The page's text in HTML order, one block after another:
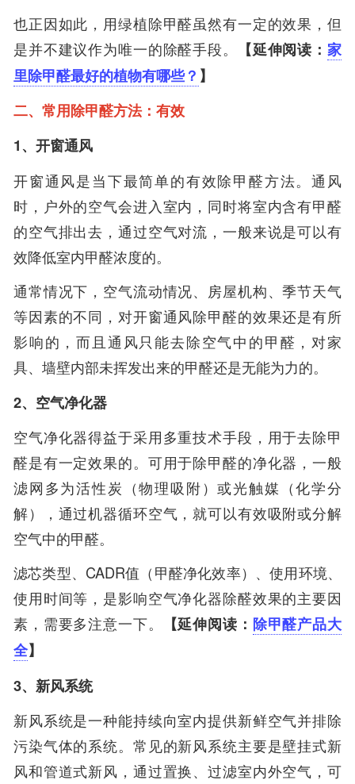
也正因如此，用绿植除甲醛虽然有一定的效果，但
是并不建议作为唯一的除醛手段。
【延伸阅读： 家
里除甲醛最好的植物有哪些？ 】
二、常用除甲醛方法：有效
1、开窗通风
开窗通风是当下最简单的有效除甲醛方法。通风
时，户外的空气会进入室内，同时将室内含有甲醛
的空气排出去，通过空气对流，一般来说是可以有
效降低室内甲醛浓度的。
通常情况下，空气流动情况、房屋机构、季节天气
等因素的不同，对开窗通风除甲醛的效果还是有所
影响的，而且通风只能去除空气中的甲醛，对家
具、墙壁内部未挥发出来的甲醛还是无能为力的。
2、空气净化器
空气净化器得益于采用多重技术手段，用于去除甲
醛是有一定效果的。可用于除甲醛的净化器，一般
滤网多为活性炭（物理吸附）或光触媒（化学分
解），通过机器循环空气，就可以有效吸附或分解
空气中的甲醛。
滤芯类型、CADR值（甲醛净化效率）、使用环境、
使用时间等，是影响空气净化器除醛效果的主要因
素，需要多注意一下。
【延伸阅读： 除甲醛产品大
全】
3、新风系统
新风系统是一种能持续向室内提供新鲜空气并排除
污染气体的系统。常见的新风系统主要是壁挂式新
风和管道式新风，通过置换、过滤室内外空气，可